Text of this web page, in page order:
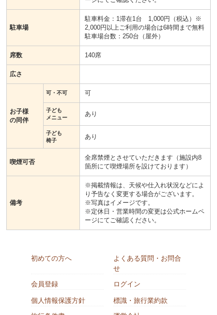
駐車場
駐車料金：1滞在1台 1,000円（税込）※
2,000円以上ご利用の場合は6時間まで無料
駐車場台数：250台（屋外）
席数 140席
広さ
お子様
の同伴
可・不可 可
子ども
メニュー
あり
子ども
椅子
あり
喫煙可否
全席禁煙とさせていただきます（施設内8
箇所にて喫煙場所を設けております）
備考
※掲載情報は、天候や仕入れ状況などによ
り予告なく変更する場合がございます。
※写真はイメージです。
※定休日・営業時間の変更は公式ホームペ
ージにてご確認ください。
初めての方へ
よくある質問・お問合
せ
会員登録
ログイン
個人情報保護方針
標識・旅行業約款